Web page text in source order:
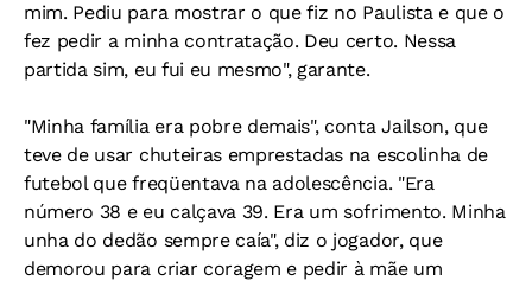
mim. Pediu para mostrar o que fiz no Paulista e que o
fez pedir a minha contratação. Deu certo. Nessa
partida sim, eu fui eu mesmo", garante.
"Minha família era pobre demais", conta Jailson, que
teve de usar chuteiras emprestadas na escolinha de
futebol que freqüentava na adolescência. "Era
número 38 e eu calçava 39. Era um sofrimento. Minha
unha do dedão sempre caía", diz o jogador, que
demorou para criar coragem e pedir à mãe um